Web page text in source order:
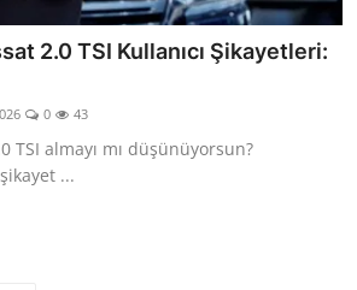
2.0 TSI Kullanıcı Şikayetleri:
0 43
TSI almayı mı düşünüyorsun?
...